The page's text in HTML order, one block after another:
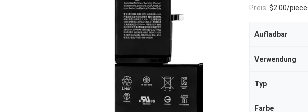
Preis: $2.00/
Aufladbar
Verwendung
Typ
Farbe